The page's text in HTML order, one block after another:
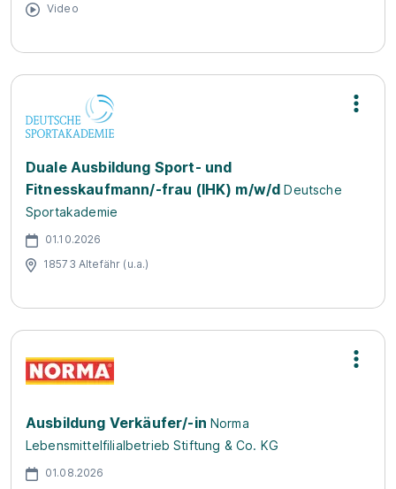
Video
Duale Ausbildung Sport- und
Fitnesskaufmann/-frau (IHK) m/w/d Deutsche
Sportakademie
01.10.2026
18573 Altefähr (u.a.)
Ausbildung Verkäufer/-in Norma
Lebensmittelfilialbetrieb Stiftung & Co. KG
01.08.2026